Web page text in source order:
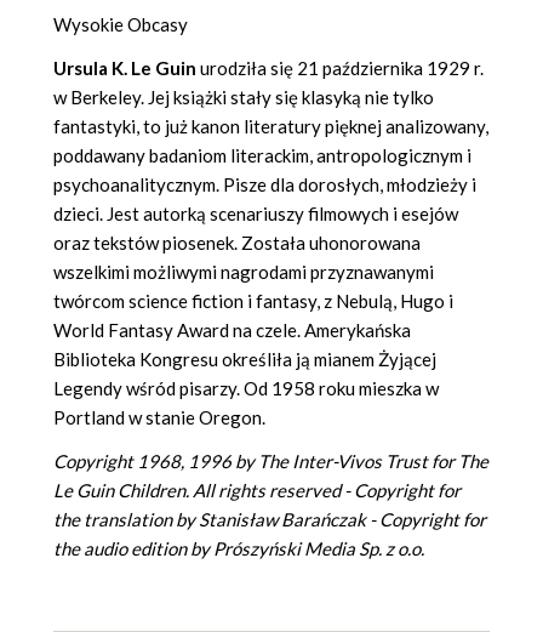
Wysokie Obcasy
Ursula K. Le Guin urodziła się 21 października 1929 r.
w Berkeley. Jej książki stały się klasyką nie tylko
fantastyki, to już kanon literatury pięknej analizowany,
poddawany badaniom literackim, antropologicznym i
psychoanalitycznym. Pisze dla dorosłych, młodzieży i
dzieci. Jest autorką scenariuszy filmowych i esejów
oraz tekstów piosenek. Została uhonorowana
wszelkimi możliwymi nagrodami przyznawanymi
twórcom science fiction i fantasy, z Nebulą, Hugo i
World Fantasy Award na czele. Amerykańska
Biblioteka Kongresu określiła ją mianem Żyjącej
Legendy wśród pisarzy. Od 1958 roku mieszka w
Portland w stanie Oregon.
Copyright 1968, 1996 by The Inter-Vivos Trust for The
Le Guin Children. All rights reserved - Copyright for
the translation by Stanisław Barańczak - Copyright for
the audio edition by Prószyński Media Sp. z o.o.